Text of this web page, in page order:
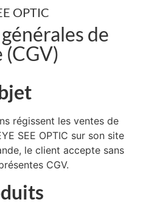
OPTIC
de
régissent les ventes de
SEE OPTIC sur son site
le client accepte sans
CGV.